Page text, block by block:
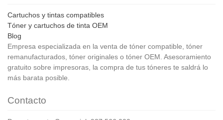
Cartuchos y tintas compatibles
Tóner y cartuchos de tinta OEM
Blog
Empresa especializada en la venta de tóner compatible, tóner
remanufacturados, tóner originales o tóner OEM. Asesoramiento
gratuito sobre impresoras, la compra de tus tóneres te saldrá lo
más barata posible.
Contacto